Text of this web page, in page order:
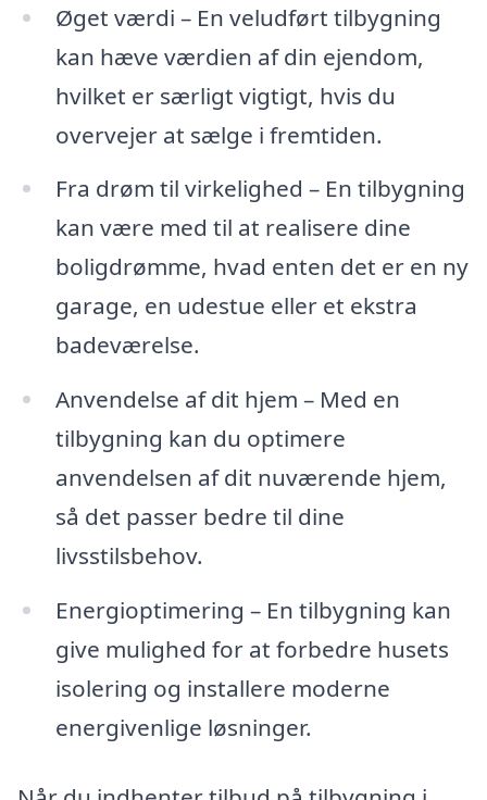
Øget værdi – En veludført tilbygning
kan hæve værdien af din ejendom,
hvilket er særligt vigtigt, hvis du
overvejer at sælge i fremtiden.
Fra drøm til virkelighed – En tilbygning
kan være med til at realisere dine
boligdrømme, hvad enten det er en ny
garage, en udestue eller et ekstra
badeværelse.
Anvendelse af dit hjem – Med en
tilbygning kan du optimere
anvendelsen af dit nuværende hjem,
så det passer bedre til dine
livsstilsbehov.
Energioptimering – En tilbygning kan
give mulighed for at forbedre husets
isolering og installere moderne
energivenlige løsninger.